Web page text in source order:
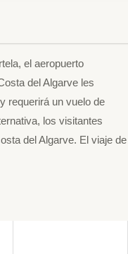
el aeropuerto
del Algarve les
requerirá un vuelo de
los visitantes
del Algarve. El viaje de